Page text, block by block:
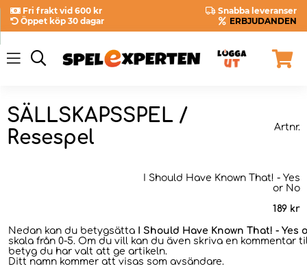
Fri frakt vid 600 kr
Snabba leveranser
Öppet köp 30 dagar
ERBJUDANDEN
SÄLLSKAPSSPEL /
Resespel
Artnr.
I Should Have Known That! - Yes
or No
189 kr
Nedan kan du betygsätta I Should Have Known That! - Yes
skala från 0-5. Om du vill kan du även skriva en kommentar
betyg du har valt att ge artikeln.
Ditt namn kommer att visas som avsändare.